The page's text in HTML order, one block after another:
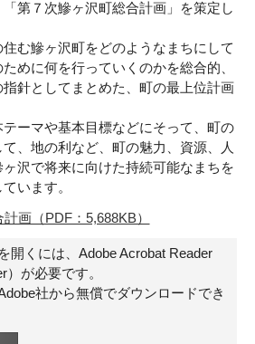
第７次鰺ヶ沢町総合計画」を策定し
む鰺ヶ沢町をどのようなまちにして
めに何を行っていくのかを総合的、
針としてまとめた、町の最上位計画
ーマや基本目標などにそって、町の
、地の利など、町の魅力、資源、人
沢で将来に向けた持続可能なまちを
います。
画（PDF：5,688KB）
開くには、Adobe Acrobat Reader
が必要です。
社から無償でダウンロードでき